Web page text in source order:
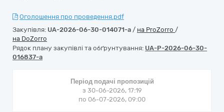
Оголошення про проведення.pdf
Закупівля: UA-2026-06-30-014071-a / на ProZorro /
на DoZorro
Рядок плану закупівлі та обґрунтування: UA-P-2026-06-30-
016837-a
Період подачі пропозицій
з 30-06-2026, 17:19
по 06-07-2026, 09:00